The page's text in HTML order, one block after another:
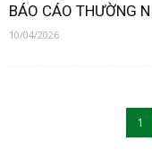
BÁO CÁO THƯỜNG
10/04/2026
1